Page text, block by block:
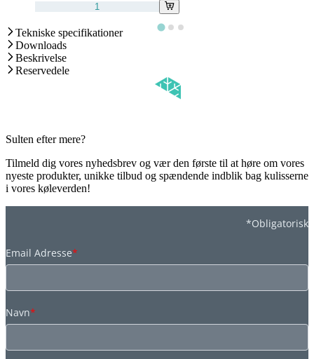
Tekniske specifikationer
Downloads
Beskrivelse
Reservedele
Sulten efter mere?
Tilmeld dig vores nyhedsbrev og vær den første til at høre om vores
nyeste produkter, unikke tilbud og spændende indblik bag kulisserne
i vores køleverden!
*Obligatorisk
Email Adresse*
Navn*